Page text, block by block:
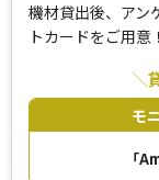
機材貸出後、アン
トカードをご用意！
モ
「